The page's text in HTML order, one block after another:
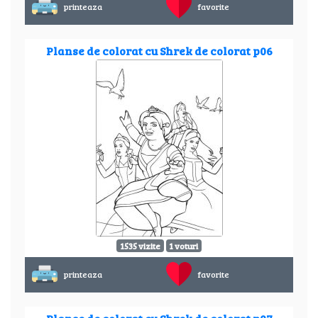
printeaza favorite
Planse de colorat cu Shrek de colorat p06
1535 vizite 1 voturi
printeaza favorite